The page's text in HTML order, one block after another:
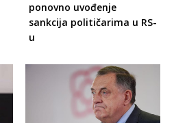
ponovno uvođenje
sankcija političarima u RS-
u